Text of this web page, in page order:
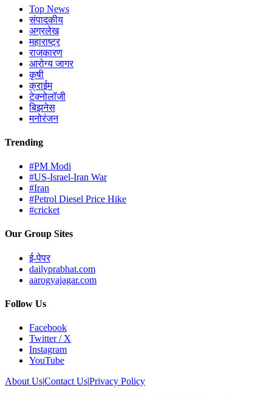
Top News
संपादकीय
अग्रलेख
महाराष्ट्र
राजकारण
आरोग्य जागर
कृषी
क्राईम
टेक्नोलॉजी
बिझनेस
मनोरंजन
Trending
#PM Modi
#US-Israel-Iran War
#Iran
#Petrol Diesel Price Hike
#cricket
Our Group Sites
ई-पेपर
dailyprabhat.com
aarogyajagar.com
Follow Us
Facebook
Twitter / X
Instagram
YouTube
About Us|Contact Us|Privacy Policy